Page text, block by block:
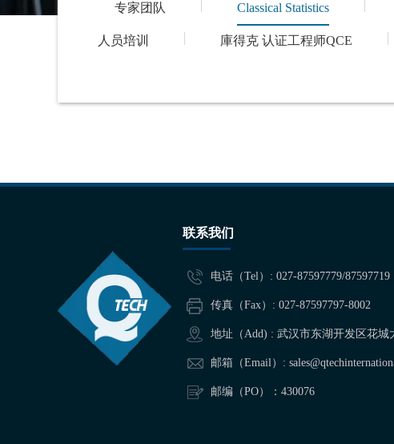
专家团队 Classical Statistics
人员培训 庫得克 认证工程师QCE
联系我们
电话（Tel）: 027-87597779/87597719
传真（Fax）: 027-87597797-8002
地址（Add) : 武汉市东湖开发区花城
邮箱（Email）:
邮编（PO）：430076